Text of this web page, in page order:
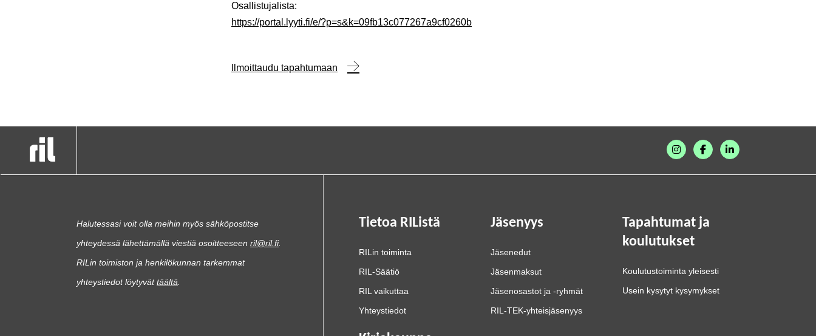
Osallistujalista:
https://portal.lyyti.fi/e/?p=s&k=09fb13c077267a9cf0260b
Ilmoittaudu tapahtumaan
Halutessasi voit olla meihin myös sähköpostitse
yhteydessä lähettämällä viestiä osoitteeseen ril@ril.fi.
RILin toimiston ja henkilökunnan tarkemmat
yhteystiedot löytyvättäältä
Tietoa RIListä
RILin toiminta
RIL-Säätiö
RIL vaikuttaa
Yhteystiedot
Jäsenyys
Jäsenedut
Jäsenmaksut
Jäsenosastot ja -ryhmät
RIL-TEK-yhteisjäsenyys
Tapahtumat ja
koulutukset
Koulutustoiminta yleisesti
Usein kysytyt kysymykset